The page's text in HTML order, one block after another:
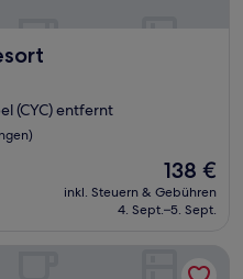
(CYC) entfernt
Der
Preis
beträgt
138 €
inkl. Steuern & Gebühren
4. Sept.–5. Sept.